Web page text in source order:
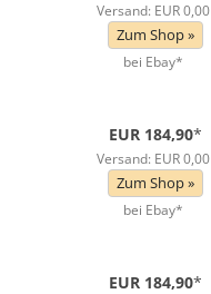
Versand: EUR 0,00
Zum Shop »
bei Ebay*
EUR 184,90*
Versand: EUR 0,00
Zum Shop »
bei Ebay*
EUR 184,90*